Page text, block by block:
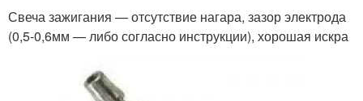
Свеча зажигания — отсутствие нагара, зазор электрода
(0,5-0,6мм — либо согласно инструкции), хорошая искра